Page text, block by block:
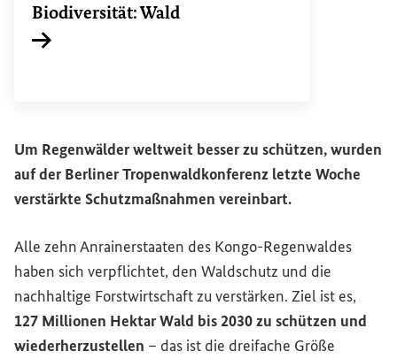
Biodiversität: Wald
Um Regenwälder weltweit besser zu schützen, wurden
auf der Berliner Tropenwaldkonferenz letzte Woche
verstärkte Schutzmaßnahmen vereinbart.
Alle zehn Anrainerstaaten des Kongo-Regenwaldes
haben sich verpflichtet, den Waldschutz und die
nachhaltige Forstwirtschaft zu verstärken. Ziel ist es,
127 Millionen Hektar Wald bis 2030 zu schützen und
wiederherzustellen – das ist die dreifache Größe